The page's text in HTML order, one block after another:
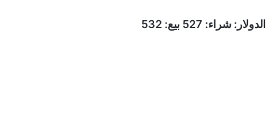
الدولار: شراء: 527 بيع: 532